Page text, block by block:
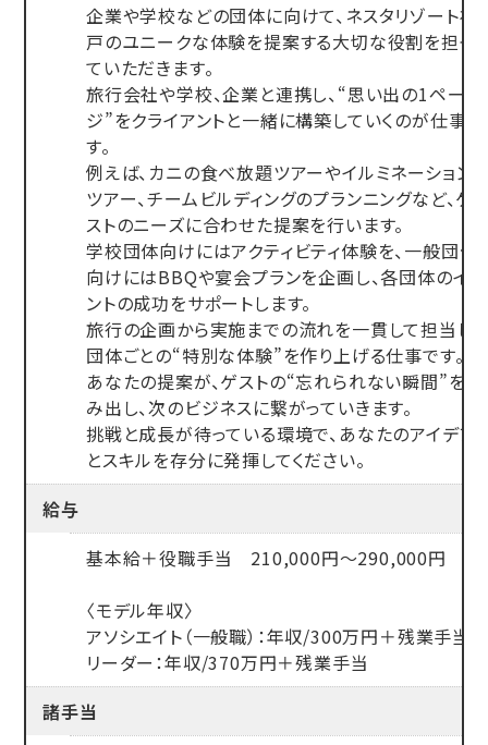
企業や学校などの団体に向けて、ネスタリゾート神
戸のユニークな体験を提案する大切な役割を担っ
ていただきます。
旅行会社や学校、企業と連携し、“思い出の1ペー
ジ”をクライアントと一緒に構築していくのが仕事で
す。
例えば、カニの食べ放題ツアーやイルミネーション
ツアー、チームビルディングのプランニングなど、ゲ
ストのニーズに合わせた提案を行います。
学校団体向けにはアクティビティ体験を、一般団体
向けにはBBQや宴会プランを企画し、各団体のイベ
ントの成功をサポートします。
旅行の企画から実施までの流れを一貫して担当し、
団体ごとの“特別な体験”を作り上げる仕事です。
あなたの提案が、ゲストの“忘れられない瞬間”を生
み出し、次のビジネスに繋がっていきます。
挑戦と成長が待っている環境で、あなたのアイデア
とスキルを存分に発揮してください。
給与
基本給＋役職手当 210,000円～290,000円
〈モデル年収〉
アソシエイト（一般職）：年収/300万円＋残業手当
リーダー：年収/370万円＋残業手当
諸手当